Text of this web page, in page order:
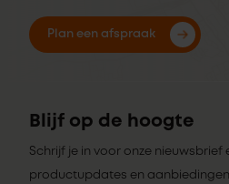
Plan een afspraak
Blijf op de hoogte
Schrijf je in voor onze
productupdates en